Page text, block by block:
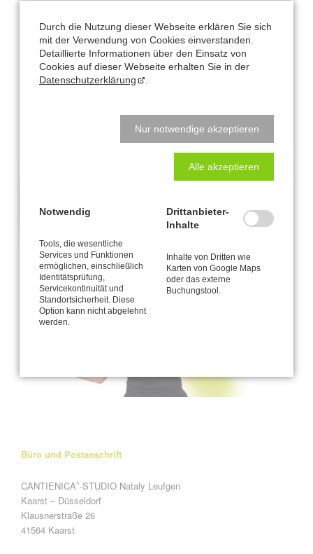
Nataly Leufgen
Zurück
Büro und Postanschrift
CANTIENICA®-STUDIO Nataly Leufgen
Kaarst – Düsseldorf
Klausnerstraße 26
41564 Kaarst
Durch die Nutzung dieser Webseite erklären Sie sich
mit der Verwendung von Cookies einverstanden.
Detaillierte Informationen über den Einsatz von
Cookies auf dieser Webseite erhalten Sie in der
Datenschutzerklärung
Nur notwendige akzeptieren
Alle akzeptieren
Notwendig
Tools, die wesentliche
Services und Funktionen
ermöglichen, einschließlich
Identitätsprüfung,
Servicekontinuität und
Standortsicherheit. Diese
Option kann nicht abgelehnt
werden.
Drittanbieter-
Inhalte
Inhalte von Dritten wie
Karten von Google Maps
oder das externe
Buchungstool.